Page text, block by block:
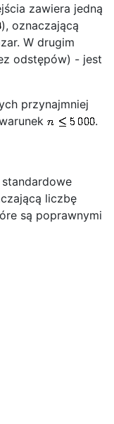
zawiera jedną
), oznaczającą
W drugim
odstępów) - jest
przynajmniej
.
liczbę
są poprawnymi